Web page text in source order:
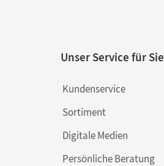
Unser Service für Sie
Kundenservice
Sortiment
Digitale Medien
Persönliche Beratung